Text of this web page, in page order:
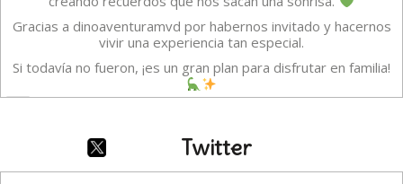
Gracias a dinoaventuramvd por habernos invitado y hacernos
vivir una experiencia tan especial.
Si todavía no fueron, ¡es un gran plan para disfrutar en familia!
· Compartir Twitter